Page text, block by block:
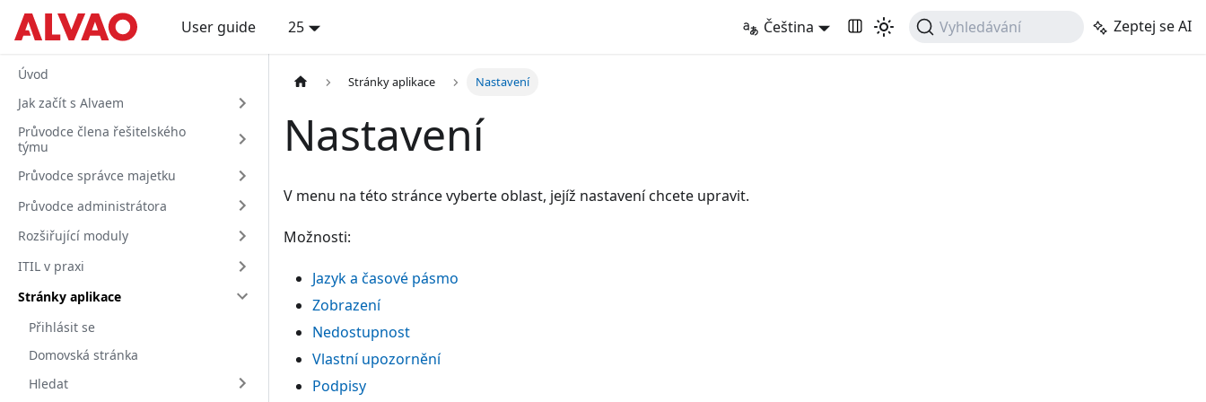
User guide 25 Čeština Vyhledávání Zeptej se AI
Úvod
Jak začít s Alvaem
Průvodce člena řešitelského
týmu
Průvodce správce majetku
Průvodce administrátora
Rozšiřující moduly
ITIL v praxi
Stránky aplikace
Přihlásit se
Domovská stránka
Hledat
Stránky aplikace Nastavení
Nastavení
V menu na této stránce vyberte oblast, jejíž nastavení chcete upravit.
Možnosti:
Jazyk a časové pásmo
Zobrazení
Nedostupnost
Vlastní upozornění
Podpisy